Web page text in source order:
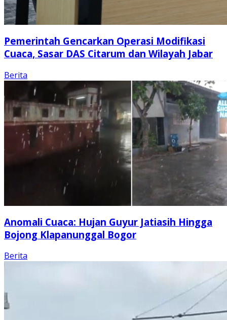
Pemerintah Gencarkan Operasi Modifikasi
Cuaca, Sasar DAS Citarum dan Wilayah Jabar
Berita
Anomali Cuaca: Hujan Guyur Jatiasih Hingga
Bojong Klapanunggal Bogor
Berita